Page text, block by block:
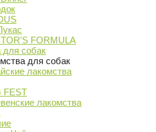
FORMULA
для собак
для собак
лакомства
FEST
лакомства